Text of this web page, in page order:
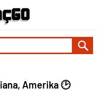
Amerika 🕑